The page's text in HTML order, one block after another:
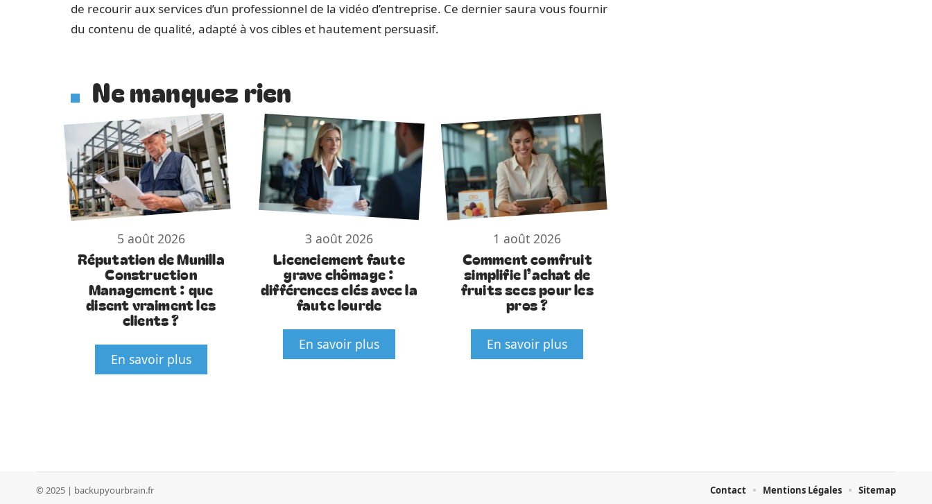
de recourir aux services d’un professionnel de la vidéo d’entreprise. Ce dernier saura vous fournir
du contenu de qualité, adapté à vos cibles et hautement persuasif.
Ne manquez rien
5 août 2026
Réputation de Munilla
Construction
Management : que
disent vraiment les
clients ?
En savoir plus
3 août 2026
Licenciement faute
grave chômage :
différences clés avec la
faute lourde
En savoir plus
1 août 2026
Comment comfruit
simplifie l’achat de
fruits secs pour les
pros ?
En savoir plus
© 2025 | backupyourbrain.fr Contact Mentions Légales Sitemap